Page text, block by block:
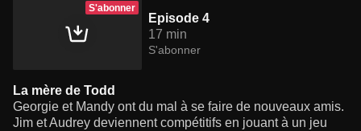
S'abonner
Episode 4
17 min
S'abonner
La mère de Todd
Georgie et Mandy ont du mal à se faire de nouveaux amis.
Jim et Audrey deviennent compétitifs en jouant à un jeu